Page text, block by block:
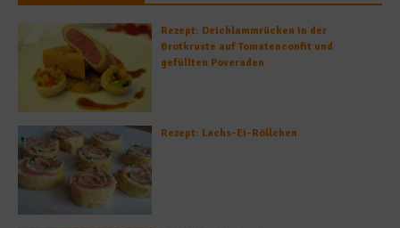
Rezept: Deichlammrücken in der
Brotkruste auf Tomatenconfit und
gefüllten Poveraden
Rezept: Lachs-Ei-Röllchen